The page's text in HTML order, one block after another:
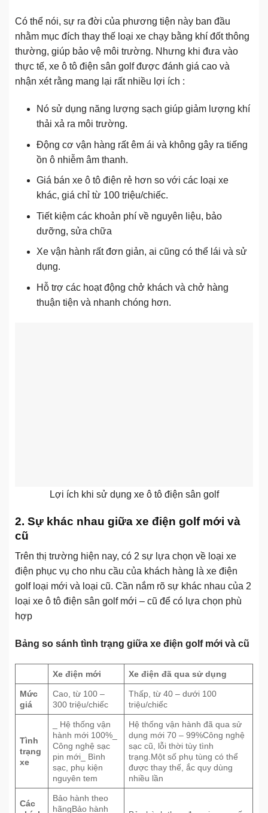
Có thể nói, sự ra đời của phương tiện này ban đầu
nhằm mục đích thay thế loại xe chạy bằng khí đốt thông
thường, giúp bảo vệ môi trường. Nhưng khi đưa vào
thực tế, xe ô tô điện sân golf được đánh giá cao và
nhận xét rằng mang lại rất nhiều lợi ích :
Nó sử dụng năng lượng sạch giúp giảm lượng khí
thải xả ra môi trường.
Động cơ vận hàng rất êm ái và không gây ra tiếng
ồn ô nhiễm âm thanh.
Giá bán xe ô tô điện rẻ hơn so với các loại xe
khác, giá chỉ từ 100 triệu/chiếc.
Tiết kiệm các khoản phí về nguyên liệu, bảo
dưỡng, sửa chữa
Xe vận hành rất đơn giản, ai cũng có thể lái và sử
dụng.
Hỗ trợ các hoạt động chở khách và chở hàng
thuận tiện và nhanh chóng hơn.
Lợi ích khi sử dụng xe ô tô điện sân golf
2. Sự khác nhau giữa xe điện golf mới và
cũ
Trên thị trường hiện nay, có 2 sự lựa chọn về loại xe
điện phục vụ cho nhu cầu của khách hàng là xe điện
golf loại mới và loại cũ. Cần nắm rõ sự khác nhau của 2
loại xe ô tô điện sân golf mới – cũ để có lựa chọn phù
hợp
Bảng so sánh tình trạng giữa xe điện golf mới và cũ
Xe điện mới Xe điện đã qua sử dụng
Mức
giá
Cao, từ 100 –
300 triệu/chiếc
Thấp, từ 40 – dưới 100
triệu/chiếc
Tình
trạng
xe
_ Hệ thống vận
hành mới 100%_
Công nghệ sạc
pin mới_ Bình
sạc, phụ kiện
nguyên tem
Hệ thống vận hành đã qua sử
dụng mới 70 – 99%Công nghệ
sạc cũ, lỗi thời tùy tình
trạng.Một số phụ tùng có thể
được thay thế, ắc quy dùng
nhiều lần
Các
Bảo hành theo
hãngBảo hành